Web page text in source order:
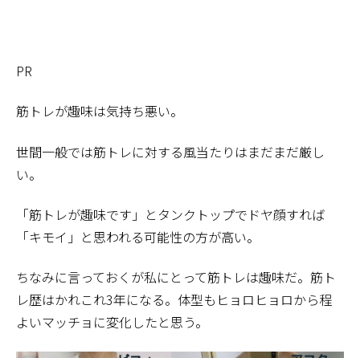
PR
筋トレが趣味は気持ち悪い。
世間一般では筋トレに対する風当たりはまだまだ厳し
い。
「筋トレが趣味です」とタンクトップでドヤ顔すれば
「キモイ」と思われる可能性の方が高い。
ちなみに言っておくが私にとって筋トレは趣味だ。筋ト
レ歴はかれこれ3年になる。体型もヒョロヒョロから程
よいマッチョに変化したと思う。